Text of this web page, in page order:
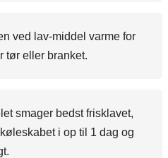
ved lav-middel varme for
tør eller branket.
smager bedst frisklavet,
i op til 1 dag og